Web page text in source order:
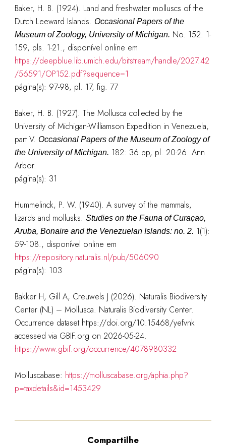
Baker, H. B. (1924). Land and freshwater molluscs of the
Dutch Leeward Islands. Occasional Papers of the
Museum of Zoology, University of Michigan. No. 152: 1-
159, pls. 1-21., disponível online em
https://deepblue.lib.umich.edu/bitstream/handle/2027.42
/56591/OP152.pdf?sequence=1
página(s): 97-98, pl. 17, fig. 77
Baker, H. B. (1927). The Mollusca collected by the
University of Michigan-Williamson Expedition in Venezuela,
part V. Occasional Papers of the Museum of Zoology of
the University of Michigan. 182: 36 pp, pl. 20-26. Ann
Arbor.
página(s): 31
Hummelinck, P. W. (1940). A survey of the mammals,
lizards and mollusks. Studies on the Fauna of Curaçao,
Aruba, Bonaire and the Venezuelan Islands: no. 2. 1(1):
59-108., disponível online em
https://repository.naturalis.nl/pub/506090
página(s): 103
Bakker H, Gill A, Creuwels J (2026). Naturalis Biodiversity
Center (NL) – Mollusca. Naturalis Biodiversity Center.
Occurrence dataset https://doi.org/10.15468/yefvnk
accessed via GBIF.org on 2026-05-24.
https://www.gbif.org/occurrence/4078980332
Molluscabase: https://molluscabase.org/aphia.php?
p=taxdetails&id=1453429
Compartilhe